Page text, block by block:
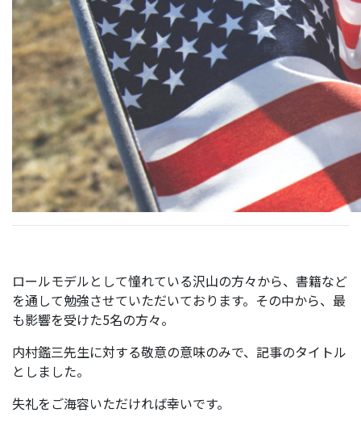
ロールモデルとして憧れている沢山の方々から、書籍など
を通して勉強させていただいております。その中から、最
も影響を受けた5名の方々。
内村鑑三先生に対する敬意の意味のみで、記事のタイトル
としました。
失礼をご海容いただければ幸いです。